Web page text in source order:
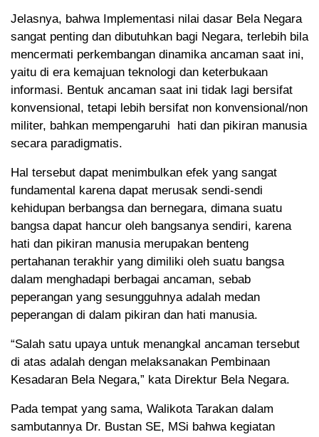
Jelasnya, bahwa Implementasi nilai dasar Bela Negara
sangat penting dan dibutuhkan bagi Negara, terlebih bila
mencermati perkembangan dinamika ancaman saat ini,
yaitu di era kemajuan teknologi dan keterbukaan
informasi. Bentuk ancaman saat ini tidak lagi bersifat
konvensional, tetapi lebih bersifat non konvensional/non
militer, bahkan mempengaruhi hati dan pikiran manusia
secara paradigmatis.
Hal tersebut dapat menimbulkan efek yang sangat
fundamental karena dapat merusak sendi-sendi
kehidupan berbangsa dan bernegara, dimana suatu
bangsa dapat hancur oleh bangsanya sendiri, karena
hati dan pikiran manusia merupakan benteng
pertahanan terakhir yang dimiliki oleh suatu bangsa
dalam menghadapi berbagai ancaman, sebab
peperangan yang sesungguhnya adalah medan
peperangan di dalam pikiran dan hati manusia.
“Salah satu upaya untuk menangkal ancaman tersebut
di atas adalah dengan melaksanakan Pembinaan
Kesadaran Bela Negara,” kata Direktur Bela Negara.
Pada tempat yang sama, Walikota Tarakan dalam
sambutannya Dr. Bustan SE, MSi bahwa kegiatan